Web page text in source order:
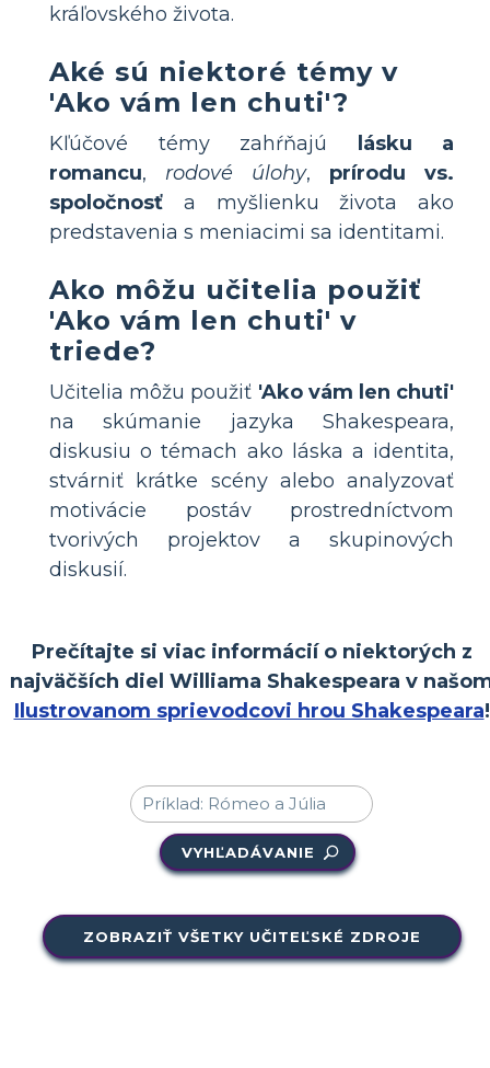
kráľovského života.
Aké sú niektoré témy v
'Ako vám len chuti'?
Kľúčové témy zahŕňajú lásku a
romancu, rodové úlohy, prírodu vs.
spoločnosť a myšlienku života ako
predstavenia s meniacimi sa identitami.
Ako môžu učitelia použiť
'Ako vám len chuti' v
triede?
Učitelia môžu použiť 'Ako vám len chuti'
na skúmanie jazyka Shakespeara,
diskusiu o témach ako láska a identita,
stvárniť krátke scény alebo analyzovať
motivácie postáv prostredníctvom
tvorivých projektov a skupinových
diskusií.
Prečítajte si viac informácií o niektorých z
najväčších diel Williama Shakespeara v
Ilustrovanom sprievodcovi hrou Shakespeara!
VYHĽADÁVANIE
ZOBRAZIŤ VŠETKY UČITEĽSKÉ ZDROJE